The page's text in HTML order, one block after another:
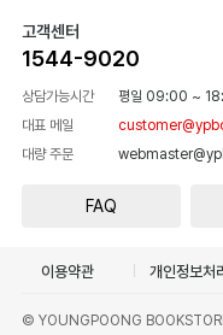
고객센터
1544-9020
상담가능시간 평일 09:00 ~
대표 메일
대량 주문
FAQ
이용약관 개인정보처
© YOUNGPOONG